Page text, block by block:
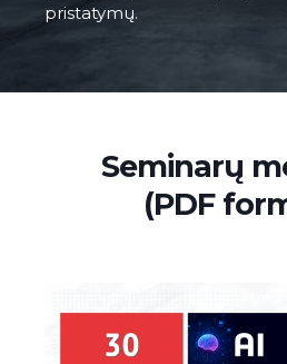
pristatymų.
Seminarų
(PDF